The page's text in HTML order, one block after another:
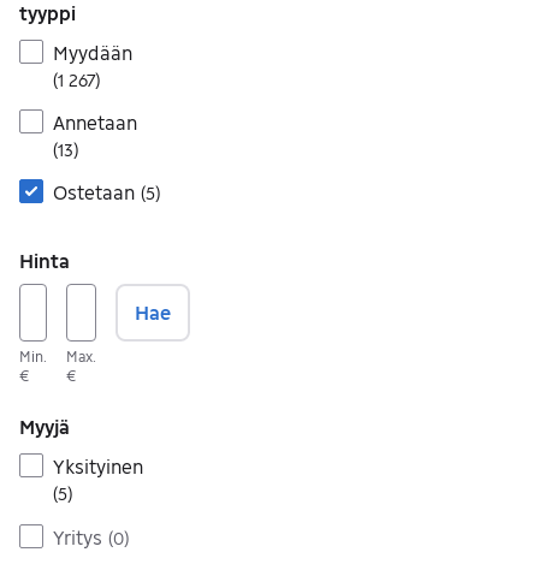
tyyppi
Myydään
(1 267)
Annetaan
(13)
Ostetaan (5)
Hinta
Min.
€
Max.
€
Hae
Myyjä
Yksityinen
(5)
Yritys (0)